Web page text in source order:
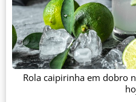
Rola caipirinha em dobro